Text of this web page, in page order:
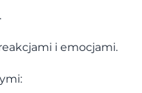
i emocjami.